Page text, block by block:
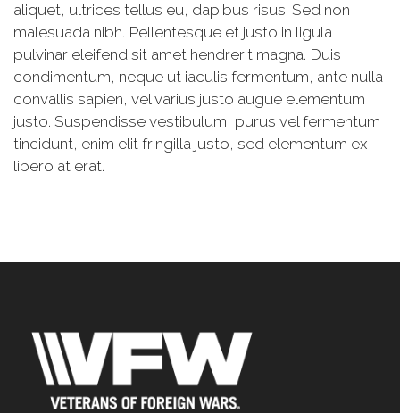
aliquet, ultrices tellus eu, dapibus risus. Sed non
malesuada nibh. Pellentesque et justo in ligula
pulvinar eleifend sit amet hendrerit magna. Duis
condimentum, neque ut iaculis fermentum, ante nulla
convallis sapien, vel varius justo augue elementum
justo. Suspendisse vestibulum, purus vel fermentum
tincidunt, enim elit fringilla justo, sed elementum ex
libero at erat.